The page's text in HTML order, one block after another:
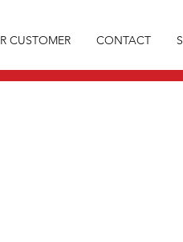
CUSTOMER CONTACT